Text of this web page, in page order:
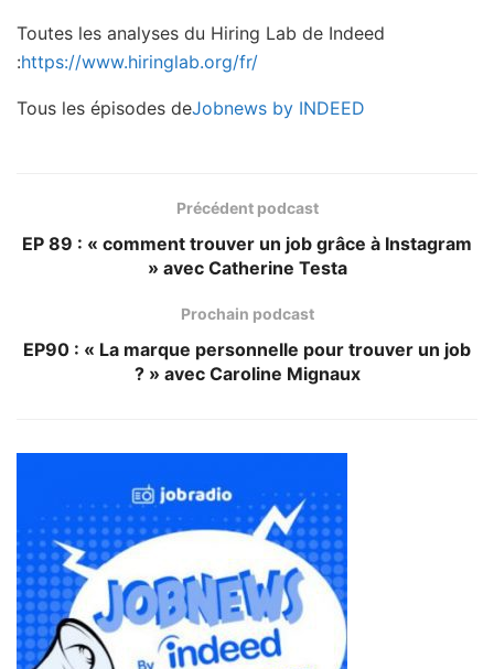
Toutes les analyses du Hiring Lab de Indeed
:https://www.hiringlab.org/fr/
Tous les épisodes deJobnews by INDEED
Précédent podcast
EP 89 : « comment trouver un job grâce à Instagram
» avec Catherine Testa
Prochain podcast
EP90 : « La marque personnelle pour trouver un job
? » avec Caroline Mignaux